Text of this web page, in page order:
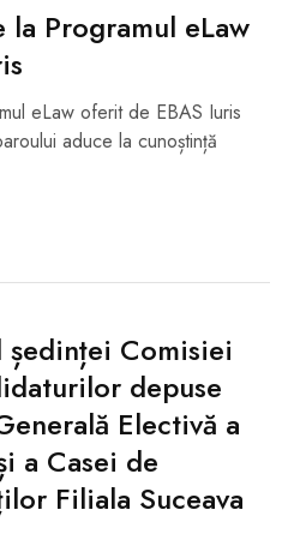
Programul eLaw
eLaw oferit de EBAS Iuris
aduce la cunoștință
Comisiei
depuse
Electivă a
a Casei de
Filiala Suceava